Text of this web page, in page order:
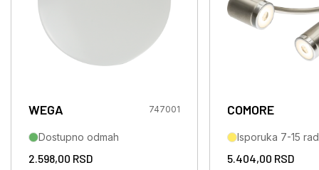
WEGA 747001
Dostupno odmah
2.598,00 RSD
COMORE
Isporuka 7-15
5.404,00 RSD